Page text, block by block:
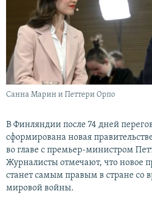
РАСПИСАНИЕ ВЕЩАНИЯ
ПОДПИШИТЕСЬ НА РАССЫЛКУ
СОЦИАЛЬНЫЕ СЕТИ
Все сайты РСЕ/РС
Санна Марин и Петтери Орпо
В Финляндии после 74 дней
сформирована новая
во главе с премьер-министром
Журналисты отмечают, что новое
станет самым правым в стране со
мировой войны.